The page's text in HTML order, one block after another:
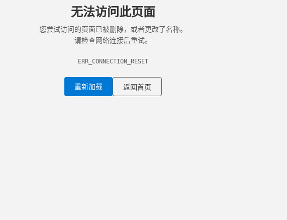
无法访问此页面
您尝试访问的页面已被删除，或者更改了名称。
请检查网络连接后重试。
ERR_CONNECTION_RESET
重新加载 返回首页